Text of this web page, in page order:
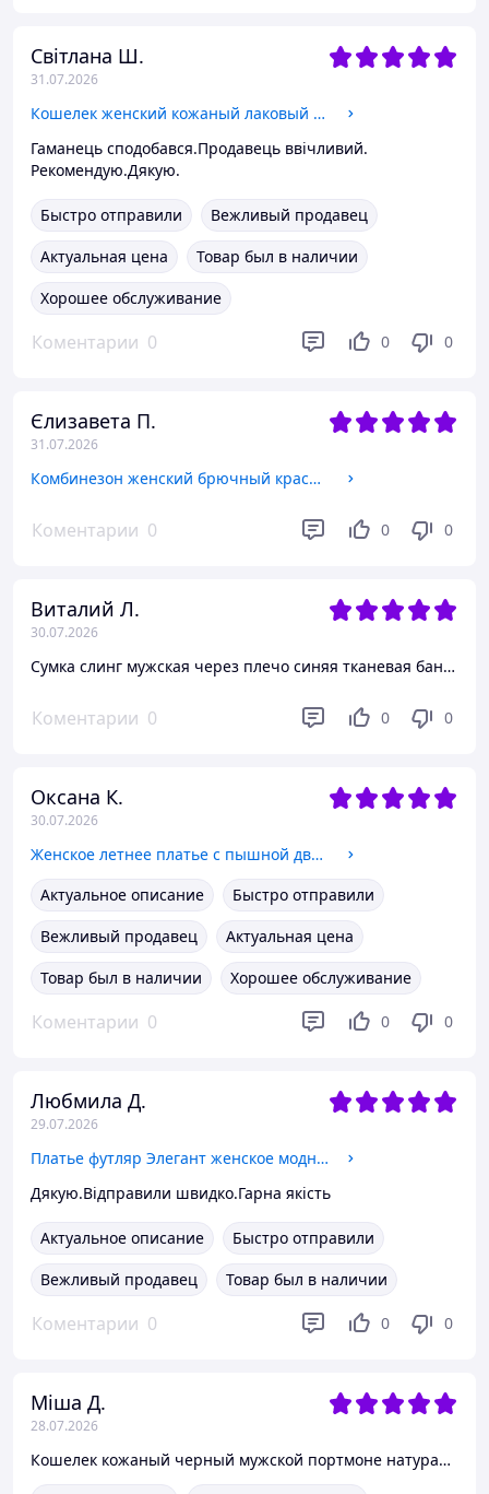
Світлана Ш.
31.07.2026
Кошелек женский кожаный лаковый бордовый на кнопке монетница внутри на защелке Sergio Torretti W1-V
Гаманець сподобався.Продавець ввічливий.
Рекомендую.Дякую.
Быстро отправили
Вежливый продавец
Актуальная цена
Товар был в наличии
Хорошее обслуживание
Коментарии 0 0 0
Єлизавета П.
31.07.2026
Комбинезон женский брючный красивый с открытой спиной и поясом Dld1705
Коментарии 0 0 0
Виталий Л.
30.07.2026
Сумка слинг мужская через плечо синяя тканевая бананка кросс боди crossbody два отдела и карманы Lanpad 82085
Коментарии 0 0 0
Оксана К.
30.07.2026
Женское летнее платье с пышной двойной юбкой цветочный принт Sms9441 Белый, M
Актуальное описание
Быстро отправили
Вежливый продавец
Актуальная цена
Товар был в наличии
Хорошее обслуживание
Коментарии 0 0 0
Любмила Д.
29.07.2026
Платье футляр Элегант женское модное с эффектом утяжки миди Smf4053
Дякую.Відправили швидко.Гарна якість
Актуальное описание
Быстро отправили
Вежливый продавец
Товар был в наличии
Коментарии 0 0 0
Міша Д.
28.07.2026
Кошелек кожаный черный мужской портмоне натуральная кожа тонкий 3 отдела для купюр на кнопке Dr. Bond M4